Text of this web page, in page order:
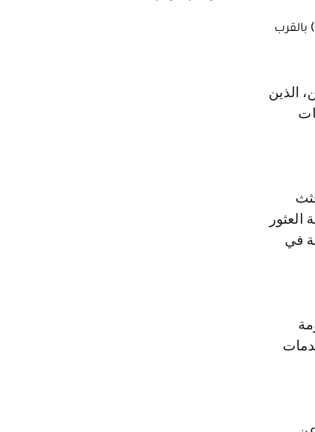
قد أعلنت، فحصيلة أولى، اكتشاف 7 جثث
في